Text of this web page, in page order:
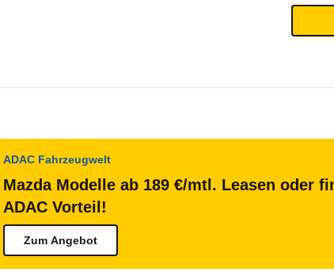
ADAC Fahrzeugwelt
Mazda Modelle ab 189 €/mtl. Leasen oder
ADAC Vorteil!
Zum Angebot